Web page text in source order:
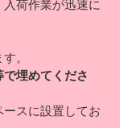
荷作業が迅速に
。
で埋めてくださ
スに設置してお